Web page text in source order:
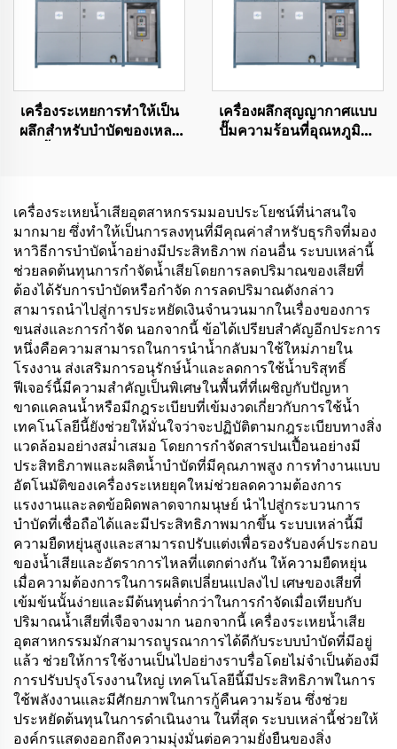
เครื่องระเหยการทำให้เป็น
ผลึกสำหรับบำบัดของเหลว
เครื่องผลึกสุญญากาศแบบ
ปั๊มความร้อนที่อุณหภูมิต่ำ
เครื่องระเหยน้ำเสียอุตสาหกรรมมอบประโยชน์ที่น่าสนใจ
มากมาย ซึ่งทำให้เป็นการลงทุนที่มีคุณค่าสำหรับธุรกิจที่มอง
หาวิธีการบำบัดน้ำอย่างมีประสิทธิภาพ ก่อนอื่น ระบบเหล่านี้
ช่วยลดต้นทุนการกำจัดน้ำเสียโดยการลดปริมาณของเสียที่
ต้องได้รับการบำบัดหรือกำจัด การลดปริมาณดังกล่าว
สามารถนำไปสู่การประหยัดเงินจำนวนมากในเรื่องของการ
ขนส่งและการกำจัด นอกจากนี้ ข้อได้เปรียบสำคัญอีกประการ
หนึ่งคือความสามารถในการนำน้ำกลับมาใช้ใหม่ภายใน
โรงงาน ส่งเสริมการอนุรักษ์น้ำและลดการใช้น้ำบริสุทธิ์
ฟีเจอร์นี้มีความสำคัญเป็นพิเศษในพื้นที่ที่เผชิญกับปัญหา
ขาดแคลนน้ำหรือมีกฎระเบียบที่เข้มงวดเกี่ยวกับการใช้น้ำ
เทคโนโลยีนี้ยังช่วยให้มั่นใจว่าจะปฏิบัติตามกฎระเบียบทางสิ่ง
แวดล้อมอย่างสม่ำเสมอ โดยการกำจัดสารปนเปื้อนอย่างมี
ประสิทธิภาพและผลิตน้ำบำบัดที่มีคุณภาพสูง การทำงานแบบ
อัตโนมัติของเครื่องระเหยยุคใหม่ช่วยลดความต้องการ
แรงงานและลดข้อผิดพลาดจากมนุษย์ นำไปสู่กระบวนการ
บำบัดที่เชื่อถือได้และมีประสิทธิภาพมากขึ้น ระบบเหล่านี้มี
ความยืดหยุ่นสูงและสามารถปรับแต่งเพื่อรองรับองค์ประกอบ
ของน้ำเสียและอัตราการไหลที่แตกต่างกัน ให้ความยืดหยุ่น
เมื่อความต้องการในการผลิตเปลี่ยนแปลงไป เศษของเสียที่
เข้มข้นนั้นง่ายและมีต้นทุนต่ำกว่าในการกำจัดเมื่อเทียบกับ
ปริมาณน้ำเสียที่เจือจางมาก นอกจากนี้ เครื่องระเหยน้ำเสีย
อุตสาหกรรมมักสามารถบูรณาการได้ดีกับระบบบำบัดที่มีอยู่
แล้ว ช่วยให้การใช้งานเป็นไปอย่างราบรื่อโดยไม่จำเป็นต้องมี
การปรับปรุงโรงงานใหญ่ เทคโนโลยีนี้มีประสิทธิภาพในการ
ใช้พลังงานและมีศักยภาพในการกู้คืนความร้อน ซึ่งช่วย
ประหยัดต้นทุนในการดำเนินงาน ในที่สุด ระบบเหล่านี้ช่วยให้
องค์กรแสดงออกถึงความมุ่งมั่นต่อความยั่งยืนของสิ่ง